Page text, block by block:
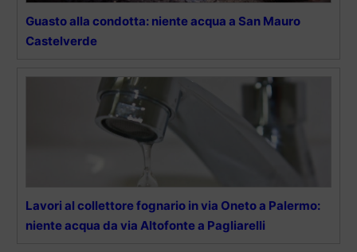
Guasto alla condotta: niente acqua a San Mauro
Castelverde
Lavori al collettore fognario in via Oneto a Palermo:
niente acqua da via Altofonte a Pagliarelli